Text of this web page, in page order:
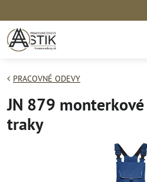
PRACOVNÉ ODEVY
JN 879
traky